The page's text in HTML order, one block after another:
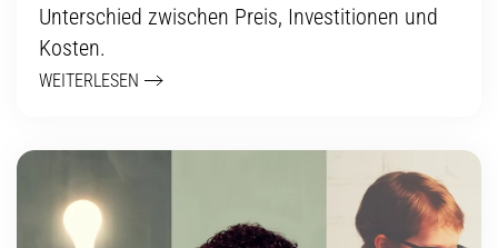
Unterschied zwischen Preis, Investitionen und
Kosten.
WEITERLESEN